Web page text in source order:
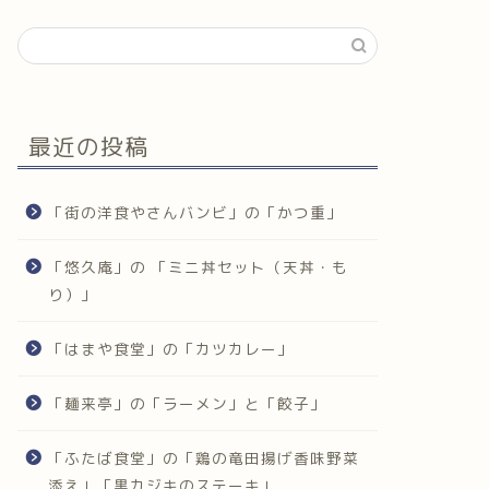
最近の投稿
「街の洋食やさんバンビ」の「かつ重」
「悠久庵」の 「ミニ丼セット（天丼・も
り）」
「はまや食堂」の「カツカレー」
「麺来亭」の「ラーメン」と「餃子」
「ふたば食堂」の「鶏の竜田揚げ香味野菜